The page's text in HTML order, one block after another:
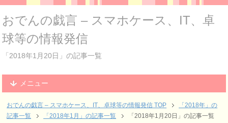
おでんの戯言 – スマホケース、IT、卓
球等の情報発信
「2018年1月20日」の記事一覧
メニュー
おでんの戯言 – スマホケース、IT、卓球等の情報発信 TOP
「2018年」の
記事一覧
「2018年1月」の記事一覧 「2018年1月20日」の記事一覧